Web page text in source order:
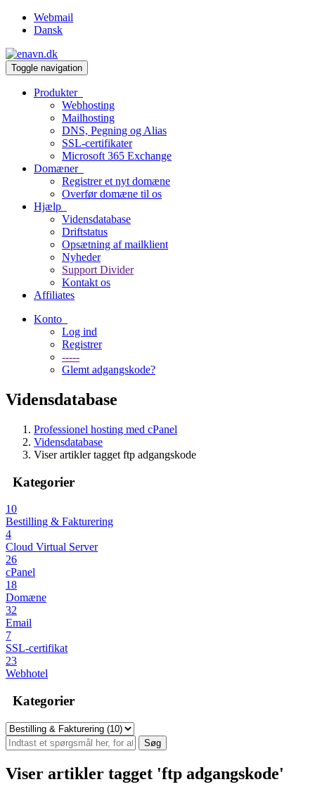
Webmail
Dansk
Toggle navigation
Produkter
Webhosting
Mailhosting
DNS, Pegning og Alias
SSL-certifikater
Microsoft 365 Exchange
Domæner
Registrer et nyt domæne
Overfør domæne til os
Hjælp
Vidensdatabase
Driftstatus
Opsætning af mailklient
Nyheder
Support Divider
Kontakt os
Affiliates
Konto
Log ind
Registrer
-----
Glemt adgangskode?
Vidensdatabase
Professionel hosting med cPanel
Vidensdatabase
Viser artikler tagget ftp adgangskode
Kategorier
10
Bestilling & Fakturering
4
Cloud Virtual Server
26
cPanel
18
Domæne
32
Email
7
SSL-certifikat
23
Webhotel
Kategorier
Viser artikler tagget 'ftp adgangskode'